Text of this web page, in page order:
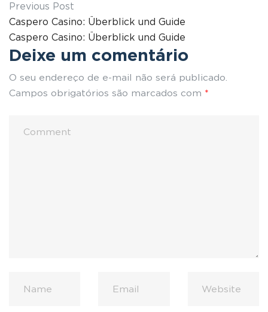
Previous Post
Caspero Casino: Überblick und Guide
Caspero Casino: Überblick und Guide
Deixe um comentário
O seu endereço de e-mail não será publicado.
Campos obrigatórios são marcados com *